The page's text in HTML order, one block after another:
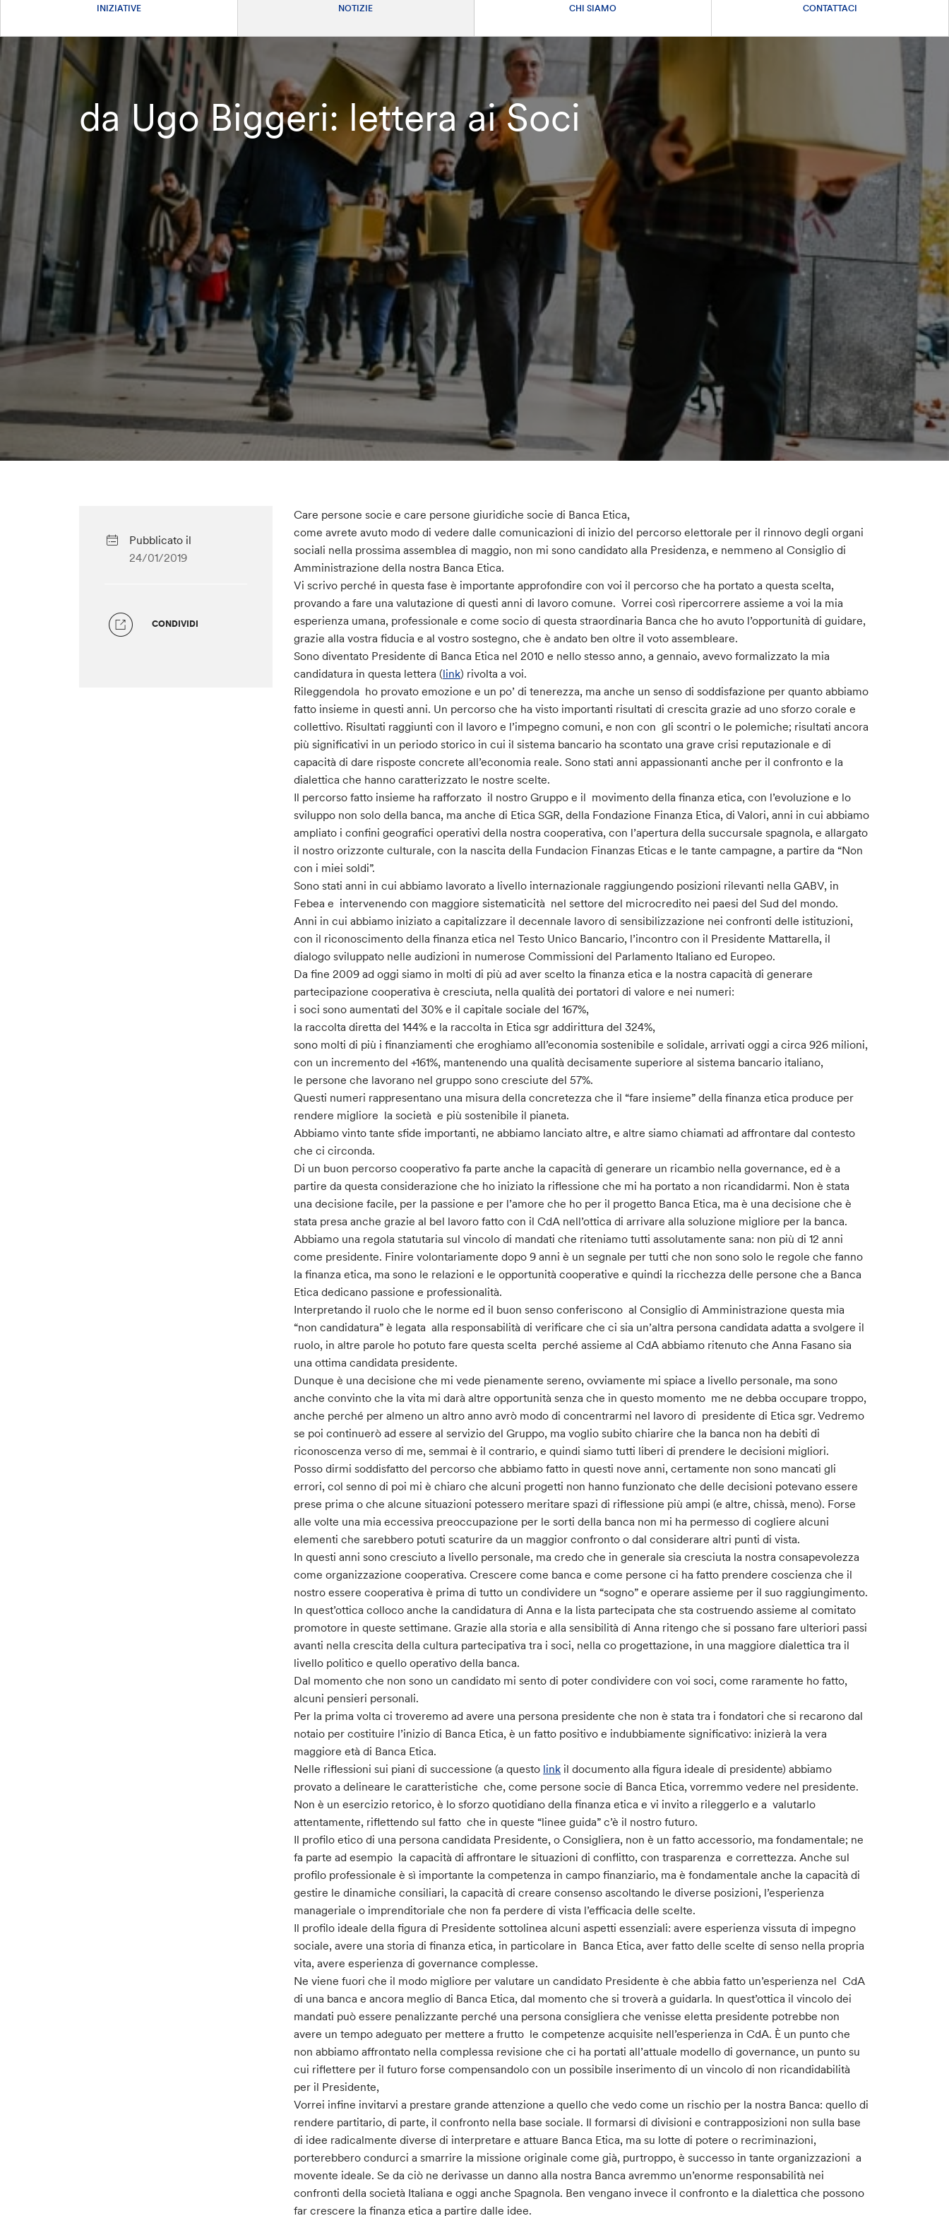
INIZIATIVE NOTIZIE CHI SIAMO CONTATTACI
da Ugo Biggeri: lettera ai Soci
Pubblicato il
24/01/2019
CONDIVIDI
Care persone socie e care persone giuridiche socie di Banca Etica,
come avrete avuto modo di vedere dalle comunicazioni di inizio del percorso elettorale per il rinnovo degli organi
sociali nella prossima assemblea di maggio, non mi sono candidato alla Presidenza, e nemmeno al Consiglio di
Amministrazione della nostra Banca Etica.
Vi scrivo perché in questa fase è importante approfondire con voi il percorso che ha portato a questa scelta,
provando a fare una valutazione di questi anni di lavoro comune. Vorrei così ripercorrere assieme a voi la mia
esperienza umana, professionale e come socio di questa straordinaria Banca che ho avuto l’opportunità di guidare,
grazie alla vostra fiducia e al vostro sostegno, che è andato ben oltre il voto assembleare.
Sono diventato Presidente di Banca Etica nel 2010 e nello stesso anno, a gennaio, avevo formalizzato la mia
candidatura in questa lettera (link) rivolta a voi.
Rileggendola ho provato emozione e un po’ di tenerezza, ma anche un senso di soddisfazione per quanto abbiamo
fatto insieme in questi anni. Un percorso che ha visto importanti risultati di crescita grazie ad uno sforzo corale e
collettivo. Risultati raggiunti con il lavoro e l’impegno comuni, e non con gli scontri o le polemiche; risultati ancora
più significativi in un periodo storico in cui il sistema bancario ha scontato una grave crisi reputazionale e di
capacità di dare risposte concrete all’economia reale. Sono stati anni appassionanti anche per il confronto e la
dialettica che hanno caratterizzato le nostre scelte.
Il percorso fatto insieme ha rafforzato il nostro Gruppo e il movimento della finanza etica, con l’evoluzione e lo
sviluppo non solo della banca, ma anche di Etica SGR, della Fondazione Finanza Etica, di Valori, anni in cui abbiamo
ampliato i confini geografici operativi della nostra cooperativa, con l’apertura della succursale spagnola, e allargato
il nostro orizzonte culturale, con la nascita della Fundacion Finanzas Eticas e le tante campagne, a partire da “Non
con i miei soldi”.
Sono stati anni in cui abbiamo lavorato a livello internazionale raggiungendo posizioni rilevanti nella GABV, in
Febea e intervenendo con maggiore sistematicità nel settore del microcredito nei paesi del Sud del mondo.
Anni in cui abbiamo iniziato a capitalizzare il decennale lavoro di sensibilizzazione nei confronti delle istituzioni,
con il riconoscimento della finanza etica nel Testo Unico Bancario, l’incontro con il Presidente Mattarella, il
dialogo sviluppato nelle audizioni in numerose Commissioni del Parlamento Italiano ed Europeo.
Da fine 2009 ad oggi siamo in molti di più ad aver scelto la finanza etica e la nostra capacità di generare
partecipazione cooperativa è cresciuta, nella qualità dei portatori di valore e nei numeri:
i soci sono aumentati del 30% e il capitale sociale del 167%,
la raccolta diretta del 144% e la raccolta in Etica sgr addirittura del 324%,
sono molti di più i finanziamenti che eroghiamo all’economia sostenibile e solidale, arrivati oggi a circa 926 milioni,
con un incremento del +161%, mantenendo una qualità decisamente superiore al sistema bancario italiano,
le persone che lavorano nel gruppo sono cresciute del 57%.
Questi numeri rappresentano una misura della concretezza che il “fare insieme” della finanza etica produce per
rendere migliore la società e più sostenibile il pianeta.
Abbiamo vinto tante sfide importanti, ne abbiamo lanciato altre, e altre siamo chiamati ad affrontare dal contesto
che ci circonda.
Di un buon percorso cooperativo fa parte anche la capacità di generare un ricambio nella governance, ed è a
partire da questa considerazione che ho iniziato la riflessione che mi ha portato a non ricandidarmi. Non è stata
una decisione facile, per la passione e per l’amore che ho per il progetto Banca Etica, ma è una decisione che è
stata presa anche grazie al bel lavoro fatto con il CdA nell’ottica di arrivare alla soluzione migliore per la banca.
Abbiamo una regola statutaria sul vincolo di mandati che riteniamo tutti assolutamente sana: non più di 12 anni
come presidente. Finire volontariamente dopo 9 anni è un segnale per tutti che non sono solo le regole che fanno
la finanza etica, ma sono le relazioni e le opportunità cooperative e quindi la ricchezza delle persone che a Banca
Etica dedicano passione e professionalità.
Interpretando il ruolo che le norme ed il buon senso conferiscono al Consiglio di Amministrazione questa mia
“non candidatura” è legata alla responsabilità di verificare che ci sia un’altra persona candidata adatta a svolgere il
ruolo, in altre parole ho potuto fare questa scelta perché assieme al CdA abbiamo ritenuto che Anna Fasano sia
una ottima candidata presidente.
Dunque è una decisione che mi vede pienamente sereno, ovviamente mi spiace a livello personale, ma sono
anche convinto che la vita mi darà altre opportunità senza che in questo momento me ne debba occupare troppo,
anche perché per almeno un altro anno avrò modo di concentrarmi nel lavoro di presidente di Etica sgr. Vedremo
se poi continuerò ad essere al servizio del Gruppo, ma voglio subito chiarire che la banca non ha debiti di
riconoscenza verso di me, semmai è il contrario, e quindi siamo tutti liberi di prendere le decisioni migliori.
Posso dirmi soddisfatto del percorso che abbiamo fatto in questi nove anni, certamente non sono mancati gli
errori, col senno di poi mi è chiaro che alcuni progetti non hanno funzionato che delle decisioni potevano essere
prese prima o che alcune situazioni potessero meritare spazi di riflessione più ampi (e altre, chissà, meno). Forse
alle volte una mia eccessiva preoccupazione per le sorti della banca non mi ha permesso di cogliere alcuni
elementi che sarebbero potuti scaturire da un maggior confronto o dal considerare altri punti di vista.
In questi anni sono cresciuto a livello personale, ma credo che in generale sia cresciuta la nostra consapevolezza
come organizzazione cooperativa. Crescere come banca e come persone ci ha fatto prendere coscienza che il
nostro essere cooperativa è prima di tutto un condividere un “sogno” e operare assieme per il suo raggiungimento.
In quest’ottica colloco anche la candidatura di Anna e la lista partecipata che sta costruendo assieme al comitato
promotore in queste settimane. Grazie alla storia e alla sensibilità di Anna ritengo che si possano fare ulteriori passi
avanti nella crescita della cultura partecipativa tra i soci, nella co progettazione, in una maggiore dialettica tra il
livello politico e quello operativo della banca.
Dal momento che non sono un candidato mi sento di poter condividere con voi soci, come raramente ho fatto,
alcuni pensieri personali.
Per la prima volta ci troveremo ad avere una persona presidente che non è stata tra i fondatori che si recarono dal
notaio per costituire l’inizio di Banca Etica, è un fatto positivo e indubbiamente significativo: inizierà la vera
maggiore età di Banca Etica.
Nelle riflessioni sui piani di successione (a questo link il documento alla figura ideale di presidente) abbiamo
provato a delineare le caratteristiche che, come persone socie di Banca Etica, vorremmo vedere nel presidente.
Non è un esercizio retorico, è lo sforzo quotidiano della finanza etica e vi invito a rileggerlo e a valutarlo
attentamente, riflettendo sul fatto che in queste “linee guida” c’è il nostro futuro.
Il profilo etico di una persona candidata Presidente, o Consigliera, non è un fatto accessorio, ma fondamentale; ne
fa parte ad esempio la capacità di affrontare le situazioni di conflitto, con trasparenza e correttezza. Anche sul
profilo professionale è sì importante la competenza in campo finanziario, ma è fondamentale anche la capacità di
gestire le dinamiche consiliari, la capacità di creare consenso ascoltando le diverse posizioni, l’esperienza
manageriale o imprenditoriale che non fa perdere di vista l’efficacia delle scelte.
Il profilo ideale della figura di Presidente sottolinea alcuni aspetti essenziali: avere esperienza vissuta di impegno
sociale, avere una storia di finanza etica, in particolare in Banca Etica, aver fatto delle scelte di senso nella propria
vita, avere esperienza di governance complesse.
Ne viene fuori che il modo migliore per valutare un candidato Presidente è che abbia fatto un’esperienza nel CdA
di una banca e ancora meglio di Banca Etica, dal momento che si troverà a guidarla. In quest’ottica il vincolo dei
mandati può essere penalizzante perché una persona consigliera che venisse eletta presidente potrebbe non
avere un tempo adeguato per mettere a frutto le competenze acquisite nell’esperienza in CdA. È un punto che
non abbiamo affrontato nella complessa revisione che ci ha portati all’attuale modello di governance, un punto su
cui riflettere per il futuro forse compensandolo con un possibile inserimento di un vincolo di non ricandidabilità
per il Presidente,
Vorrei infine invitarvi a prestare grande attenzione a quello che vedo come un rischio per la nostra Banca: quello di
rendere partitario, di parte, il confronto nella base sociale. Il formarsi di divisioni e contrapposizioni non sulla base
di idee radicalmente diverse di interpretare e attuare Banca Etica, ma su lotte di potere o recriminazioni,
porterebbero condurci a smarrire la missione originale come già, purtroppo, è successo in tante organizzazioni a
movente ideale. Se da ciò ne derivasse un danno alla nostra Banca avremmo un’enorme responsabilità nei
confronti della società Italiana e oggi anche Spagnola. Ben vengano invece il confronto e la dialettica che possono
far crescere la finanza etica a partire dalle idee.